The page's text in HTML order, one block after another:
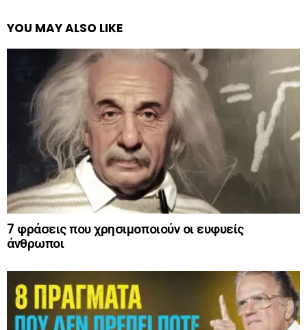
YOU MAY ALSO LIKE
7 φράσεις που χρησιμοποιούν οι ευφυείς
άνθρωποι